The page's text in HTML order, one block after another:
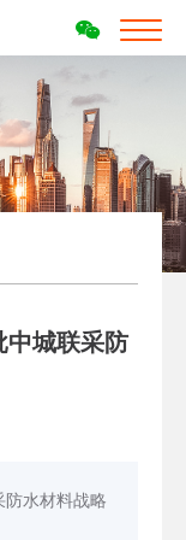
中城联采防
水材料战略